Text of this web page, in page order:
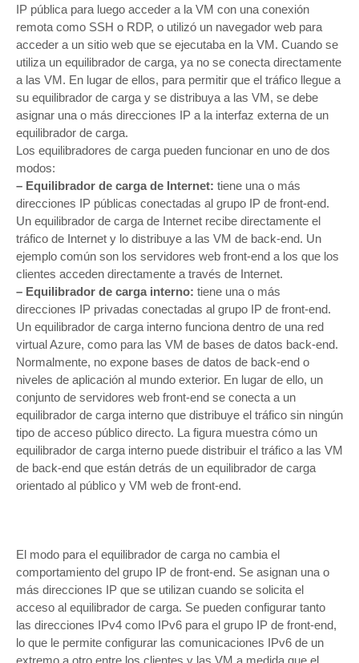
IP pública para luego acceder a la VM con una conexión
remota como SSH o RDP, o utilizó un navegador web para
acceder a un sitio web que se ejecutaba en la VM. Cuando se
utiliza un equilibrador de carga, ya no se conecta directamente
a las VM. En lugar de ellos, para permitir que el tráfico llegue a
su equilibrador de carga y se distribuya a las VM, se debe
asignar una o más direcciones IP a la interfaz externa de un
equilibrador de carga.
Los equilibradores de carga pueden funcionar en uno de dos
modos:
– Equilibrador de carga de Internet: tiene una o más
direcciones IP públicas conectadas al grupo IP de front-end.
Un equilibrador de carga de Internet recibe directamente el
tráfico de Internet y lo distribuye a las VM de back-end. Un
ejemplo común son los servidores web front-end a los que los
clientes acceden directamente a través de Internet.
– Equilibrador de carga interno: tiene una o más
direcciones IP privadas conectadas al grupo IP de front-end.
Un equilibrador de carga interno funciona dentro de una red
virtual Azure, como para las VM de bases de datos back-end.
Normalmente, no expone bases de datos de back-end o
niveles de aplicación al mundo exterior. En lugar de ello, un
conjunto de servidores web front-end se conecta a un
equilibrador de carga interno que distribuye el tráfico sin ningún
tipo de acceso público directo. La figura muestra cómo un
equilibrador de carga interno puede distribuir el tráfico a las VM
de back-end que están detrás de un equilibrador de carga
orientado al público y VM web de front-end.
El modo para el equilibrador de carga no cambia el
comportamiento del grupo IP de front-end. Se asignan una o
más direcciones IP que se utilizan cuando se solicita el
acceso al equilibrador de carga. Se pueden configurar tanto
las direcciones IPv4 como IPv6 para el grupo IP de front-end,
lo que le permite configurar las comunicaciones IPv6 de un
extremo a otro entre los clientes y las VM a medida que el